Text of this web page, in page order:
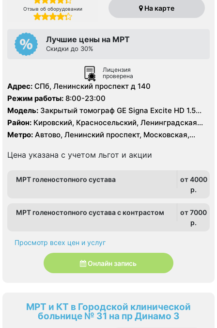
Отзыв об оборудовании На карте
Лучшие цены на МРТ
Скидки до 30%
Лицензия
проверена
Адрес: СПб, Ленинский проспект д 140
Режим работы: 8:00-23:00
Модель: Закрытый томограф GE Signa Excite HD 1.5
Тесла
Район: Кировский, Красносельский, Ленинградская
область, Московский, Петродворцовый, Пушкинский
Метро: Автово, Ленинский проспект, Московская,
Цена указана с учетом льгот и акции
МРТ голеностопного сустава
от 4000
p.
МРТ голеностопного сустава с контрастом
от 7000
p.
Просмотр всех цен и услуг
Онлайн запись
МРТ и КТ в Городской клинической
больнице № 31 на пр Динамо 3